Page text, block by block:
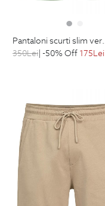
pantaloni scurti slim verzi uni
350Lei| -50% Off 175Lei